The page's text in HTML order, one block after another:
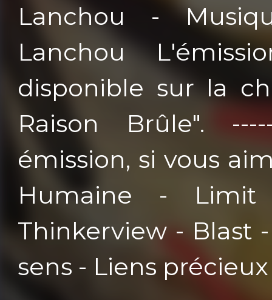
Lanchou -
Lanchou
disponible sur la
Raison Brûle".
émission, si vous
Humaine -
Thinkerview - Blast
sens - Liens